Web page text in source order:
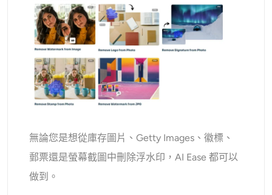
無論您是想從庫存圖片、Getty Images、徽標、
郵票還是螢幕截圖中刪除浮水印，AI Ease 都可以
做到。